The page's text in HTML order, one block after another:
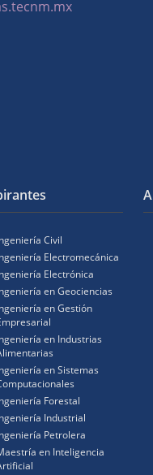
Civil
Electromecánica
Electrónica
en Geociencias
en Gestión
en Industrias
en Sistemas
Forestal
Industrial
Petrolera
en Inteligencia